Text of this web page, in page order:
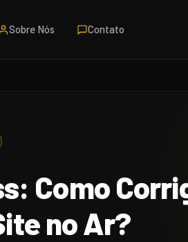
Sobre Nós Contato
Como
no Ar?